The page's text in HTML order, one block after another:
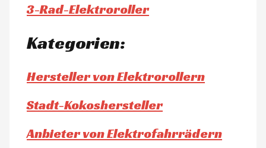
3-Rad-Elektroroller
Kategorien:
Hersteller von Elektrorollern
Stadt-Kokoshersteller
Anbieter von Elektrofahrrädern